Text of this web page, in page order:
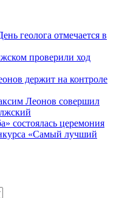
геолога отмечается в
проверили ход
держит на контроле
Леонов совершил
состоялась церемония
«Самый лучший